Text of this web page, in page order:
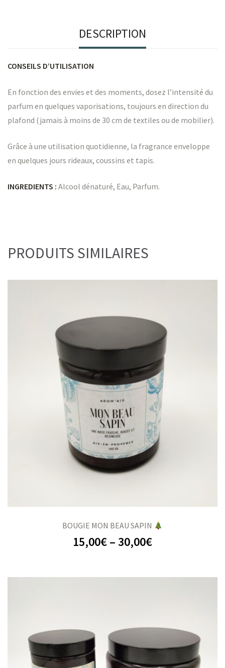
DESCRIPTION
CONSEILS D’UTILISATION
En fonction des envies et des moments, dosez l’intensité du
parfum en quelques vaporisations, toujours en direction du
plafond (jamais à moins de 30 cm de textiles ou de mobilier).
Grâce à une utilisation quotidienne, la fragrance enveloppe
en quelques jours rideaux, coussins et tapis.
INGREDIENTS : Alcool dénaturé, Eau, Parfum.
PRODUITS SIMILAIRES
BOUGIE MON BEAU SAPIN
15,00€– 30,00€